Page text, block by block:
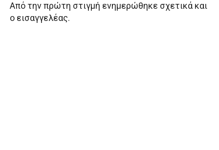
Από την πρώτη στιγμή ενημερώθηκε σχετικά και
ο εισαγγελέας.